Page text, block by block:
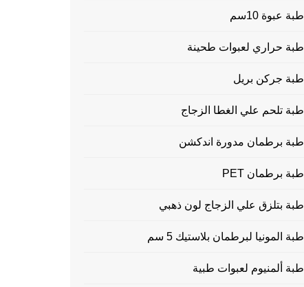
طبة عبوة 10سم
طبة حراري لعبوات طحينة
طبة جركن بريل
طبة تلحم علي الغطا الزجاج
طبة برطمان مدورة اندكشن
طبة برطمان PET
طبة بتلزق علي الزجاج لون ذهبي
طبة المونيا لبرطمان بلاستيك 5 سم
طبة ألمنيوم لعبوات طبية